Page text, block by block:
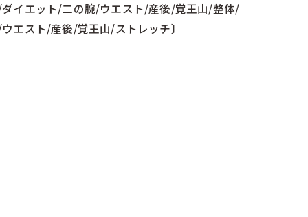
イエット/二の腕/ウエスト/産後/覚王山/整体/
エスト/産後/覚王山/ストレッチ〕